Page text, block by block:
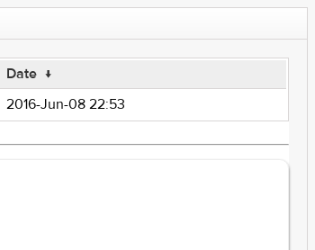
Date ↓
2016-Jun-08 22:53